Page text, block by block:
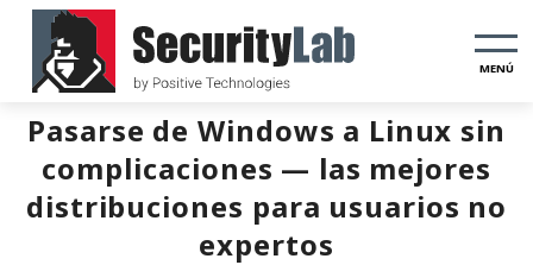
MENÚ
Pasarse de Windows a Linux sin
complicaciones — las mejores
distribuciones para usuarios no
expertos